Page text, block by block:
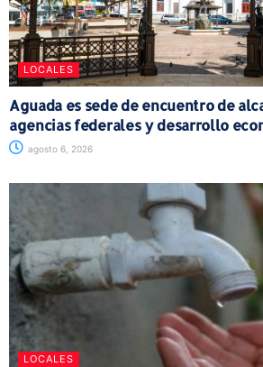
LOCALES
Aguada es sede de encuentro de
agencias federales y desarrollo
agosto 6, 2026
LOCALES